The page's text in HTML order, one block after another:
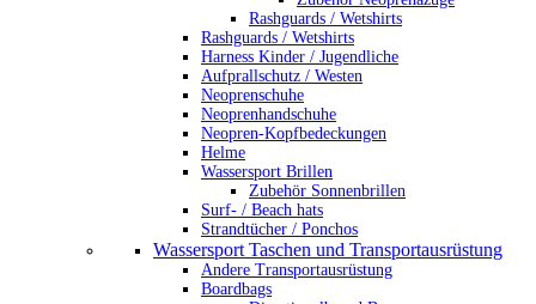
Rashguards / Wetshirts
Rashguards / Wetshirts
Harness Kinder / Jugendliche
Aufprallschutz / Westen
Neoprenschuhe
Neoprenhandschuhe
Neopren-Kopfbedeckungen
Helme
Wassersport Brillen
Zubehör Sonnenbrillen
Surf- / Beach hats
Strandtücher / Ponchos
Wassersport Taschen und Transportausrüstung
Andere Transportausrüstung
Boardbags